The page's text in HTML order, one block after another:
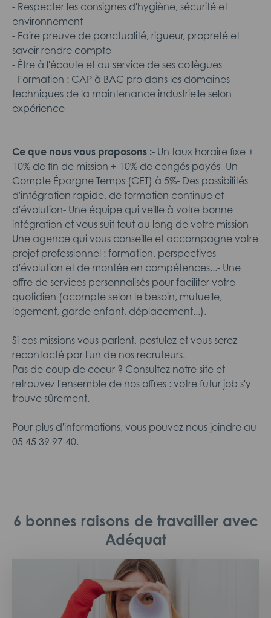
- Respecter les consignes d'hygiène, sécurité et
environnement
- Faire preuve de ponctualité, rigueur, propreté et
savoir rendre compte
- Être à l'écoute et au service de ses collègues
- Formation : CAP à BAC pro dans les domaines
techniques de la maintenance industrielle selon
expérience
Ce que nous vous proposons :- Un taux horaire fixe +
10% de fin de mission + 10% de congés payés- Un
Compte Épargne Temps (CET) à 5%- Des possibilités
d'intégration rapide, de formation continue et
d'évolution- Une équipe qui veille à votre bonne
intégration et vous suit tout au long de votre mission-
Une agence qui vous conseille et accompagne votre
projet professionnel : formation, perspectives
d'évolution et de montée en compétences...- Une
offre de services personnalisés pour faciliter votre
quotidien (acompte selon le besoin, mutuelle,
logement, garde enfant, déplacement...).
Si ces missions vous parlent, postulez et vous serez
recontacté par l'un de nos recruteurs.
Pas de coup de coeur ? Consultez notre site et
retrouvez l'ensemble de nos offres : votre futur job s'y
trouve sûrement.
Pour plus d'informations, vous pouvez nous joindre au
05 45 39 97 40.
6 bonnes raisons de travailler avec
Adéquat